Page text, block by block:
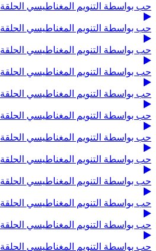
حب بواسطة التنويم المغناطيسي الحلقة 20
حب بواسطة التنويم المغناطيسي الحلقة 21
حب بواسطة التنويم المغناطيسي الحلقة 22
حب بواسطة التنويم المغناطيسي الحلقة 23
حب بواسطة التنويم المغناطيسي الحلقة 24
حب بواسطة التنويم المغناطيسي الحلقة 25
حب بواسطة التنويم المغناطيسي الحلقة 26
حب بواسطة التنويم المغناطيسي الحلقة 27
حب بواسطة التنويم المغناطيسي الحلقة 28
حب بواسطة التنويم المغناطيسي الحلقة 29
حب بواسطة التنويم المغناطيسي الحلقة 30
حب بواسطة التنويم المغناطيسي الحلقة 31